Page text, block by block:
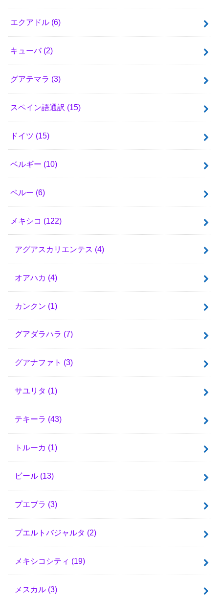
エクアドル (6)
キューバ (2)
グアテマラ (3)
スペイン語通訳 (15)
ドイツ (15)
ベルギー (10)
ペルー (6)
メキシコ (122)
アグアスカリエンテス (4)
オアハカ (4)
カンクン (1)
グアダラハラ (7)
グアナファト (3)
サユリタ (1)
テキーラ (43)
トルーカ (1)
ビール (13)
プエブラ (3)
プエルトバジャルタ (2)
メキシコシティ (19)
メスカル (3)